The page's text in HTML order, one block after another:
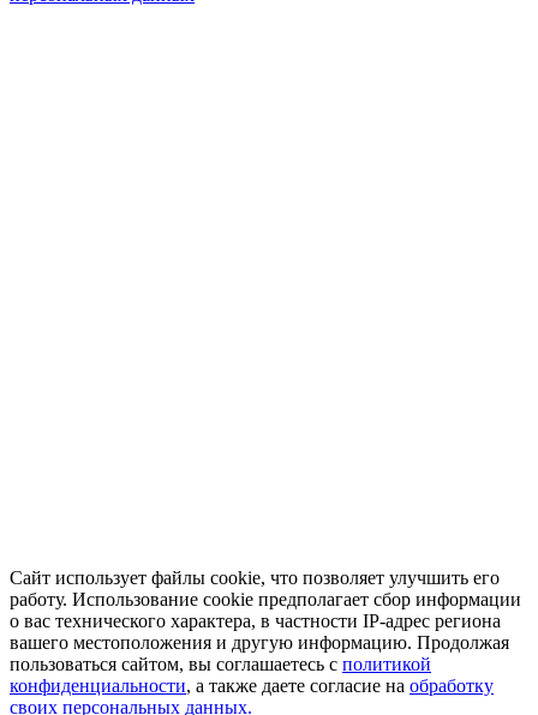
Сайт использует файлы cookie, что позволяет улучшить его
работу. Использование cookie предполагает сбор информации
о вас технического характера, в частности IP-адрес региона
вашего местоположения и другую информацию. Продолжая
пользоваться сайтом, вы соглашаетесь с политикой
конфиденциальности, а также даете согласие на обработку
своих персональных данных.